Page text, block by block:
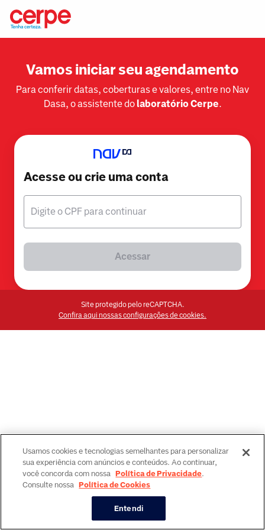
Vamos iniciar seu agendamento
Para conferir datas, coberturas e valores, entre no Nav
Dasa, o assistente dolaboratório Cerpe.
Acesse ou crie uma conta
Digite o CPF para continuar
Acessar
Site protegido pelo reCAPTCHA.
Confira aqui nossas configurações de cookies.
Usamos cookies e tecnologias semelhantes para personalizar
sua experiência com anúncios e conteúdos. Ao continuar,
você concorda com nossa Política de Privacidade.
Consulte nossa Política de Cookies
Entendi